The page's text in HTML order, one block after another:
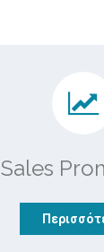
Sales